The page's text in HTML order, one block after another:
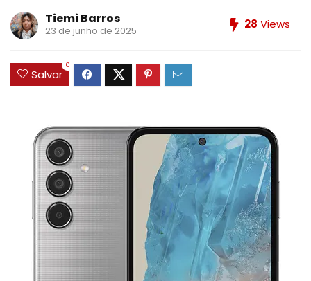
Tiemi Barros
23 de junho de 2025 28 Views
Salvar
0